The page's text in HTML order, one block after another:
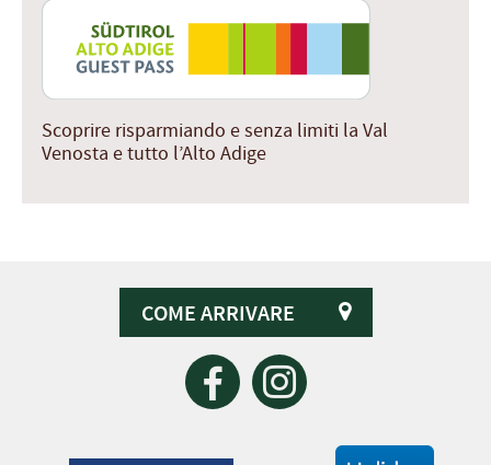
Scoprire risparmiando e senza limiti la Val
Venosta e tutto l’Alto Adige
COME ARRIVARE